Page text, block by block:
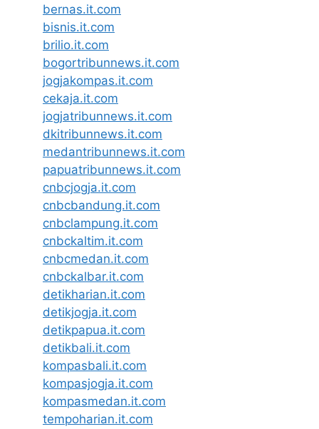
bernas.it.com
bisnis.it.com
brilio.it.com
bogortribunnews.it.com
jogjakompas.it.com
cekaja.it.com
jogjatribunnews.it.com
dkitribunnews.it.com
medantribunnews.it.com
papuatribunnews.it.com
cnbcjogja.it.com
cnbcbandung.it.com
cnbclampung.it.com
cnbckaltim.it.com
cnbcmedan.it.com
cnbckalbar.it.com
detikharian.it.com
detikjogja.it.com
detikpapua.it.com
detikbali.it.com
kompasbali.it.com
kompasjogja.it.com
kompasmedan.it.com
tempoharian.it.com